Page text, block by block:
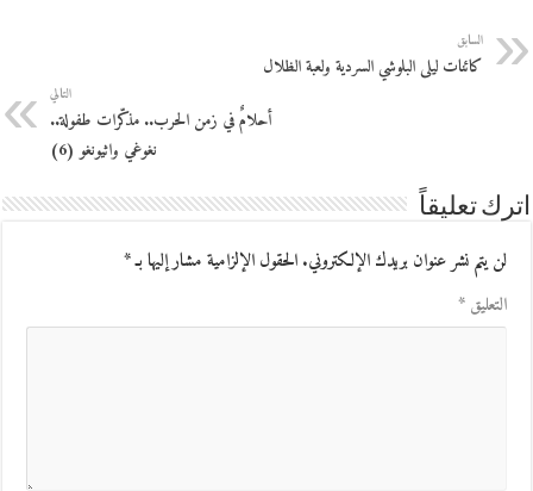
السابق
كائنات ليلى البلوشي السردية ولعبة الظلال
التالي
أحلامٌ في زمن الحرب.. مذكّرات طفولة..
نغوغي واثيونغو (6)
اترك تعليقاً
لن يتم نشر عنوان بريدك الإلكتروني.الحقول الإلزامية مشار إليها بـ*
التعليق*